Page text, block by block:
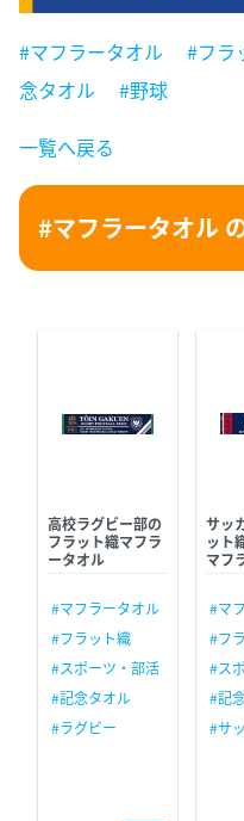
#マフラータオル #フラ
念タオル
#野球
一覧へ戻る
#マフラータオル
高校ラグビー部の
フラット織マフラ
ータオル
#マフラータオル
#フラット織
#スポーツ・部活
#記念タオル
#ラグビー
サッ
ット
マフ
#マ
#フ
#ス
#記
#サ